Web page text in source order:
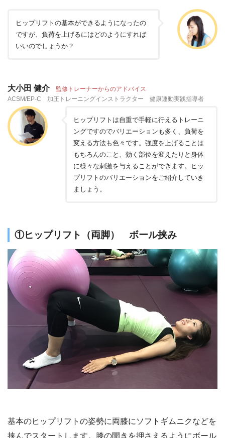
ヒップリフトの基本ができるようになったの
ですが、負荷を上げるにはどのようにすれば
いいのでしょうか？
大小田 健介 監修トレーナーからのアドバイス
ACSM/EP-C 加圧トレーニングインストラクター 健康運動実践指導者
ヒップリフトは自重で手軽に行えるトレーニ
ングですのでバリエーションも多く、負荷を
変える方法も色々です。強度を上げることは
もちろんのこと、効く部位を変えたりと身体
に様々な刺激を与えることができます。ヒッ
プリフトのバリエーションをご紹介していき
ましょう。
①ヒップリフト（両脚） ボール挟み
基本のヒップリフトの姿勢に両膝にソフトギムニクなどを
挟んでスタートします。膝の開きを押さえるようにボール